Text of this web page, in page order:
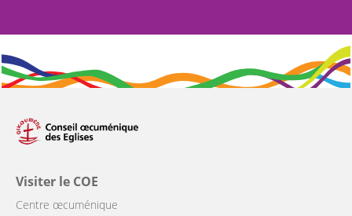
Visiter le COE
Centre œcuménique